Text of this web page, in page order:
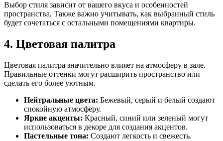
Выбор стиля зависит от вашего вкуса и особенностей
пространства. Также важно учитывать, как выбранный стиль
будет сочетаться с остальными помещениями квартиры.
4. Цветовая палитра
Цветовая палитра значительно влияет на атмосферу в зале.
Правильные оттенки могут расширить пространство или
сделать его более уютным.
Нейтральные цвета: Бежевый, серый и белый создают
спокойную атмосферу.
Яркие акценты: Красный, синий или зеленый могут
использоваться в декоре для создания акцентов.
Пастельные тона: Создают легкость и свежесть.